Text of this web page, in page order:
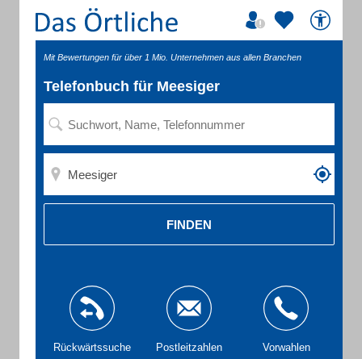
Mit Bewertungen für über 1 Mio. Unternehmen aus allen Branchen
Telefonbuch für Meesiger
FINDEN
Rückwärtssuche Postleitzahlen Vorwahlen